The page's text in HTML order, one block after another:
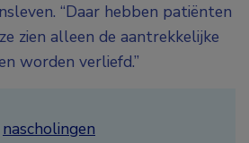
“Daar hebben patiënten
zien alleen de aantrekkelijke
worden verliefd.”
nascholingen